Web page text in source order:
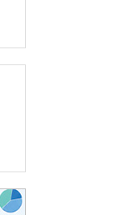
구·군 승진 축하화분 관행 없애자니 소상공인 울상